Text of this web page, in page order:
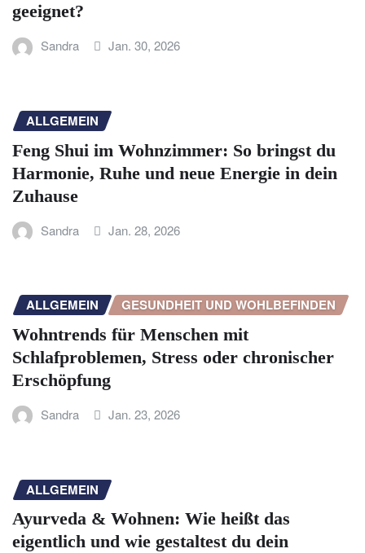
geeignet?
Sandra Jan. 30, 2026
ALLGEMEIN
Feng Shui im Wohnzimmer: So bringst du
Harmonie, Ruhe und neue Energie in dein
Zuhause
Sandra Jan. 28, 2026
ALLGEMEIN GESUNDHEIT UND WOHLBEFINDEN
Wohntrends für Menschen mit
Schlafproblemen, Stress oder chronischer
Erschöpfung
Sandra Jan. 23, 2026
ALLGEMEIN
Ayurveda & Wohnen: Wie heißt das
eigentlich und wie gestaltest du dein